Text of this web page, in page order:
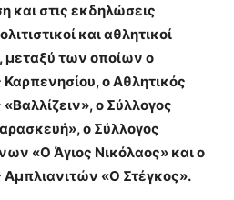
και στις εκδηλώσεις
και αθλητικοί
μεταξύ των οποίων ο
Καρπενησίου, ο Αθλητικός
ο Σύλλογος
ο Σύλλογος
«Ο Άγιος Νικόλαος» και ο
Αμπλιανιτών «Ο Στέγκος».